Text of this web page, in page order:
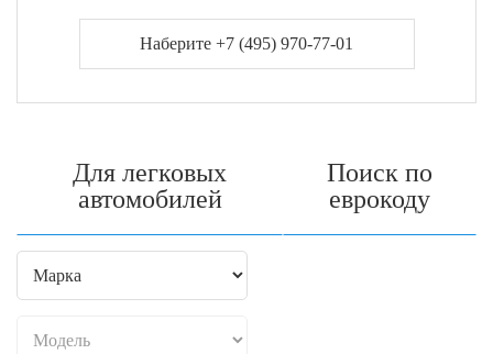
Наберите +7 (495) 970-77-01
Для легковых
автомобилей
Поиск по
еврокоду